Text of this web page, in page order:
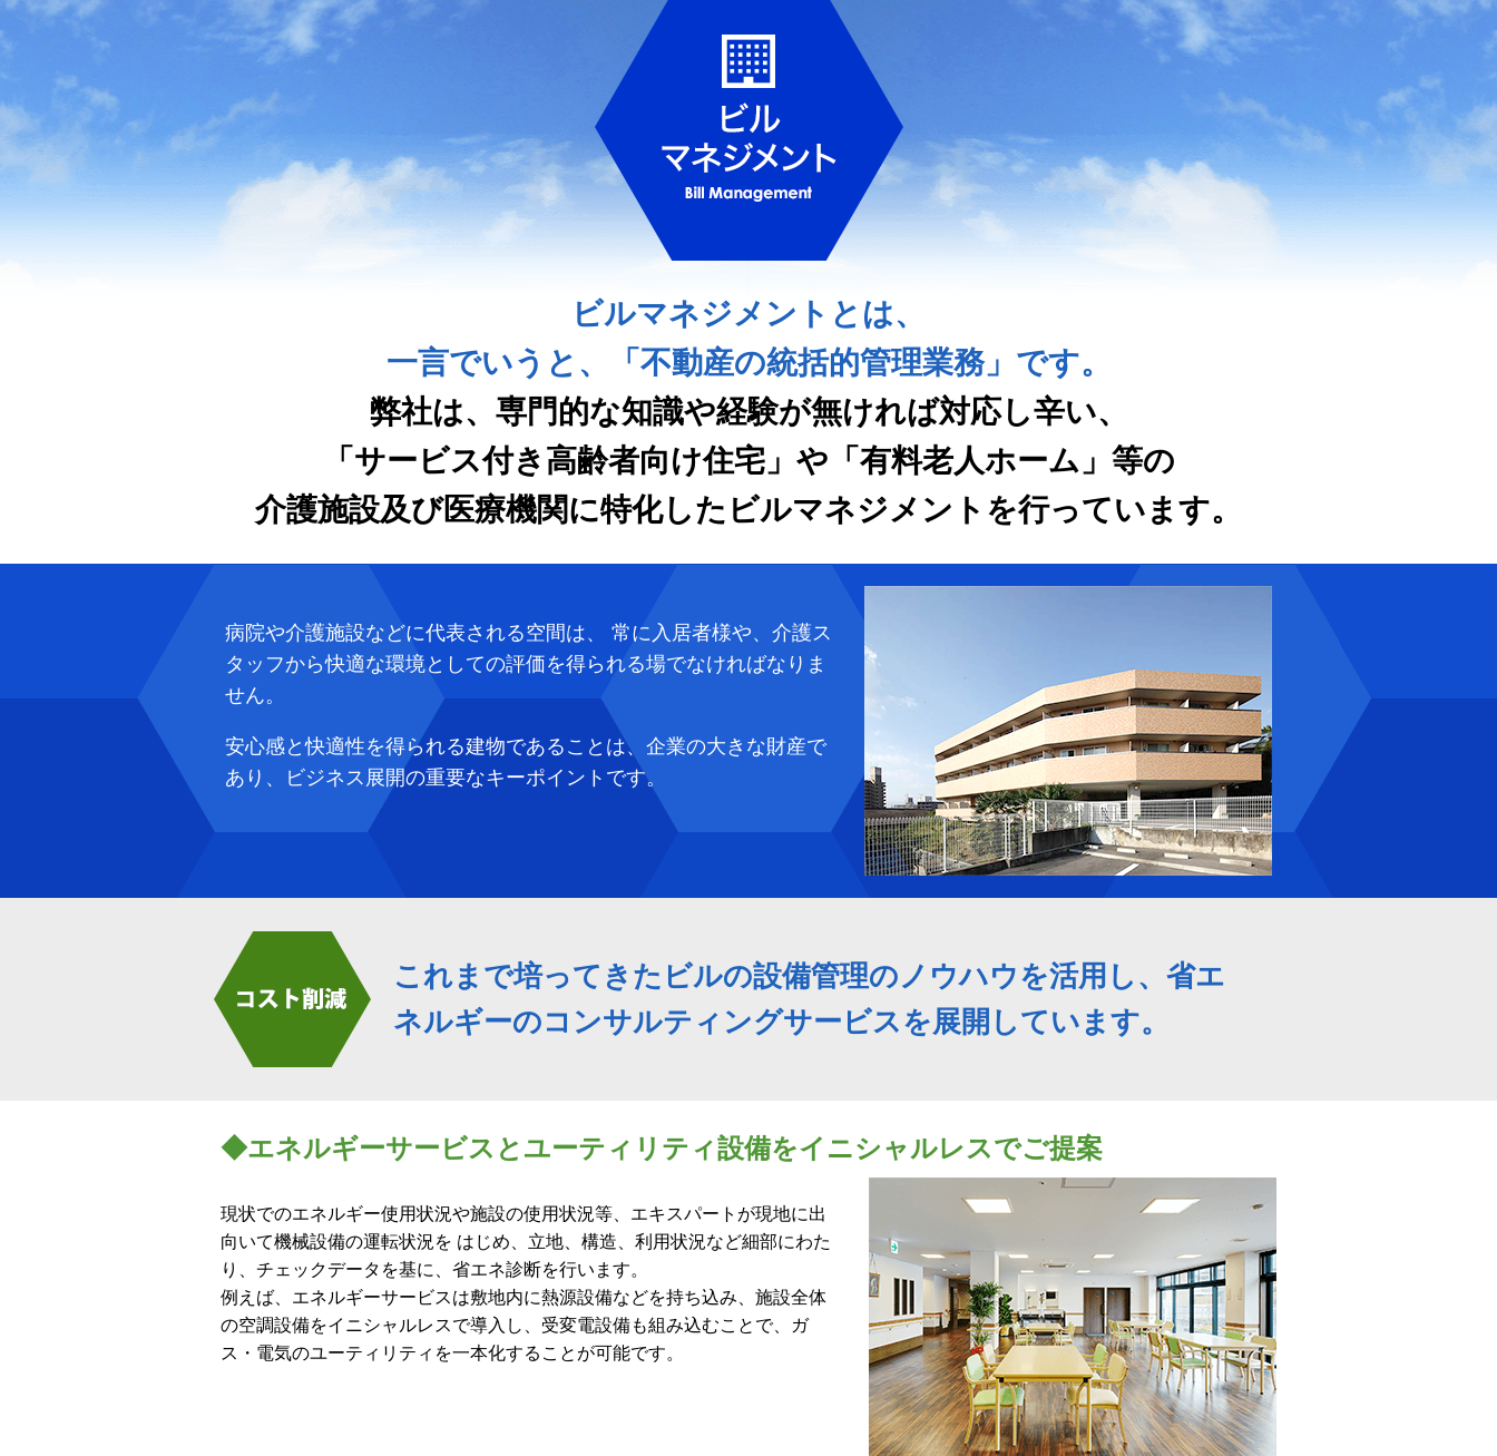
ビルマネジメントとは、
一言でいうと、「不動産の統括的管理業務」です。
弊社は、専門的な知識や経験が無ければ対応し辛い、
「サービス付き高齢者向け住宅」や「有料老人ホーム」等の
介護施設及び医療機関に特化したビルマネジメントを行っています。
病院や介護施設などに代表される空間は、 常に入居者様や、介護ス
タッフから快適な環境としての評価を得られる場でなければなりま
せん。
安心感と快適性を得られる建物であることは、企業の大きな財産で
あり、ビジネス展開の重要なキーポイントです。
これまで培ってきたビルの設備管理のノウハウを活用し、省エ
ネルギーのコンサルティングサービスを展開しています。
◆エネルギーサービスとユーティリティ設備をイニシャルレスでご提案
現状でのエネルギー使用状況や施設の使用状況等、エキスパートが現地に出
向いて機械設備の運転状況を はじめ、立地、構造、利用状況など細部にわた
り、チェックデータを基に、省エネ診断を行います。
例えば、エネルギーサービスは敷地内に熱源設備などを持ち込み、施設全体
の空調設備をイニシャルレスで導入し、受変電設備も組み込むことで、ガ
ス・電気のユーティリティを一本化することが可能です。